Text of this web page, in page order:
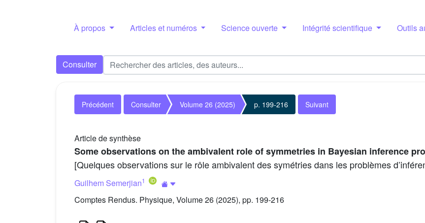
À propos Articles et numéros Science ouverte Intégrité scientifique Outils
Consulter
Précédent Consulter Volume 26 (2025) p. 199-216 Suivant
Article de synthèse
Some observations on the ambivalent role of symmetries in Bayesian inference
[Quelques observations sur le rôle ambivalent des symétries dans les problèmes
Guilhem Semerjian1
Comptes Rendus. Physique, Volume 26 (2025), pp. 199-216